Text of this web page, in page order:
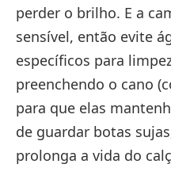
perder o brilho. E a
sensível, então evite
específicos para
preenchendo o cano
para que elas
de guardar botas
prolonga a vida do